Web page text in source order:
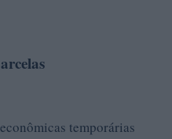
temporárias